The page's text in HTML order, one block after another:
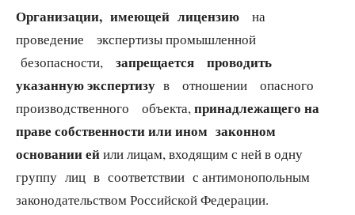
Организации, имеющей лицензию на
проведение экспертизы промышленной
безопасности,
запрещается проводить
указанную экспертизу в отношении опасного
производственного объекта,принадлежащего на
праве собственности или ином законном
основании ейили лицам, входящим с ней в одну
группу лиц в соответствии с антимонопольным
законодательством Российской Федерации.